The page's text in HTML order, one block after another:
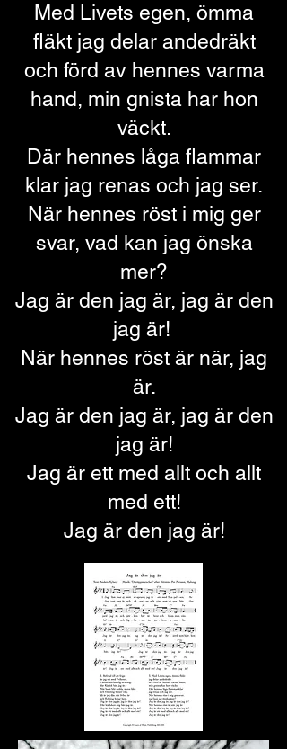
Med Livets egen, ömma
fläkt jag delar andedräkt
och förd av hennes varma
hand, min gnista har hon
väckt.
Där hennes låga flammar
klar jag renas och jag ser.
När hennes röst i mig ger
svar, vad kan jag önska
mer?
Jag är den jag är, jag är den
jag är!
När hennes röst är när, jag
är.
Jag är den jag är, jag är den
jag är!
Jag är ett med allt och allt
med ett!
Jag är den jag är!